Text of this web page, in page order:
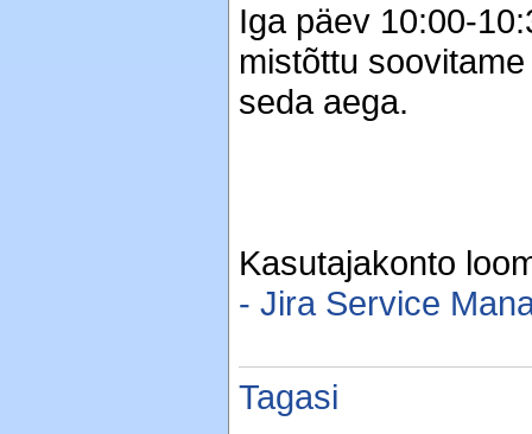
Iga päev 10:00-
mistõttu
seda aega.
Kasutajakonto
- Jira Service
Tagasi